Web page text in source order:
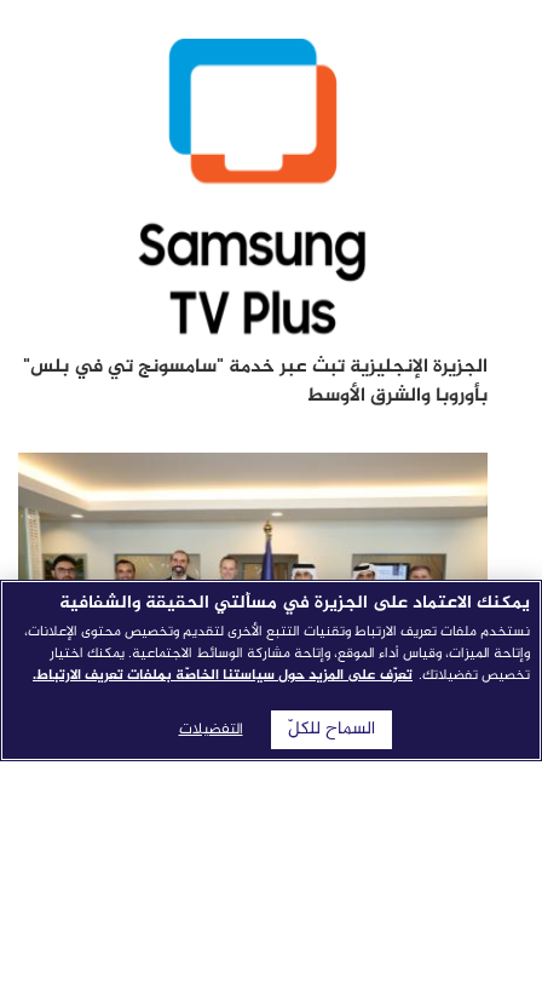
الجزيرة الإنجليزية تبث عبر خدمة "سامسونج تي في بلس"
بأوروبا والشرق الأوسط
يمكنك الاعتماد على الجزيرة في مسألتي الحقيقة والشفافية
نستخدم ملفات تعريف الارتباط وتقنيات التتبع الأخرى لتقديم وتخصيص محتوى الإعلانات،
وإتاحة الميزات، وقياس أداء الموقع، وإتاحة مشاركة الوسائط الاجتماعية. يمكنك اختيار
تخصيص تفضيلاتك. تعرّف على المزيد حول سياستنا الخاصّة بملفات تعريف الارتباط.
التفضيلات السماح للكلّ